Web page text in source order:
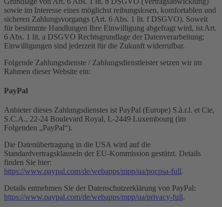
sowie im Interesse eines möglichst reibungslosen, komfortablen und
sicheren Zahlungsvorgangs (Art. 6 Abs. 1 lit. f DSGVO). Soweit
für bestimmte Handlungen Ihre Einwilligung abgefragt wird, ist Art.
6 Abs. 1 lit. a DSGVO Rechtsgrundlage der Datenverarbeitung;
Einwilligungen sind jederzeit für die Zukunft widerrufbar.
Folgende Zahlungsdienste / Zahlungsdienstleister setzen wir im
Rahmen dieser Website ein:
PayPal
Anbieter dieses Zahlungsdienstes ist PayPal (Europe) S.à.r.l. et Cie,
S.C.A., 22-24 Boulevard Royal, L-2449 Luxembourg (im
Folgenden „PayPal“).
Die Datenübertragung in die USA wird auf die
Standardvertragsklauseln der EU-Kommission gestützt. Details
finden Sie hier:
https://www.paypal.com/de/webapps/mpp/ua/pocpsa-full.
Details entnehmen Sie der Datenschutzerklärung von PayPal:
https://www.paypal.com/de/webapps/mpp/ua/privacy-full.